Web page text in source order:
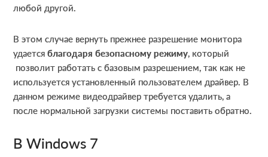
любой другой.
В этом случае вернуть прежнее разрешение монитора
удаетсяблагодаря безопасному режиму, который
позволит работать с базовым разрешением, так как не
используется установленный пользователем драйвер. В
данном режиме видеодрайвер требуется удалить, а
после нормальной загрузки системы поставить обратно.
В Windows 7